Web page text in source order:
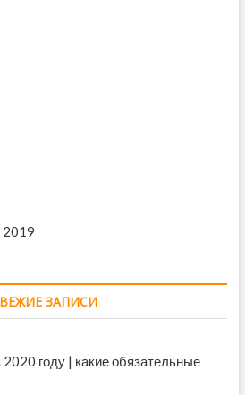
2019
ЗАПИСИ
году | какие обязательные